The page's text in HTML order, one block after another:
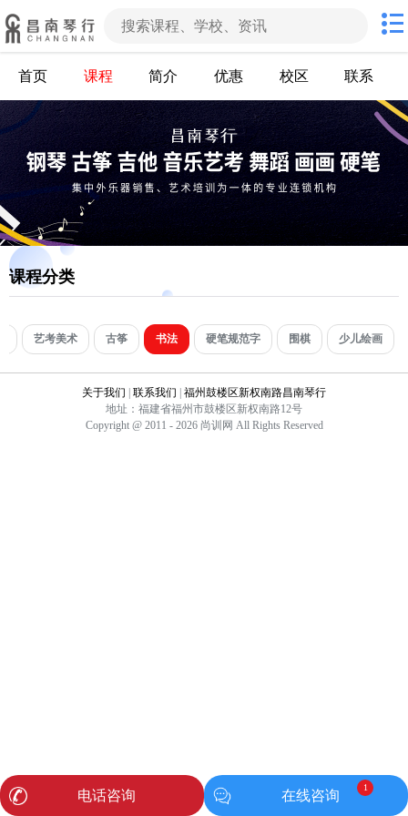
首页 课程 简介 优惠 校区 联系
课程分类
艺考美术 古筝 书法 硬笔规范字 围棋 少儿绘画
关于我们 联系我们
福州鼓楼区新权南路昌南琴行
地址：福建省福州市鼓楼区新权南路12号
Copyright @ 2011 - 2026 尚训网 All Rights Reserved
电话咨询 在线咨询
1